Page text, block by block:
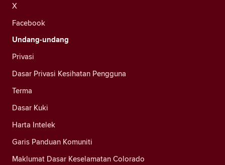
X
Facebook
Undang-undang
Privasi
Dasar Privasi Kesihatan Pengguna
Terma
Dasar Kuki
Harta Intelek
Garis Panduan Komuniti
Maklumat Dasar Keselamatan Colorado